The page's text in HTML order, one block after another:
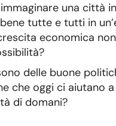
una città
tutte e tutti in
economica
delle buone
che oggi ci aiutano
di domani?